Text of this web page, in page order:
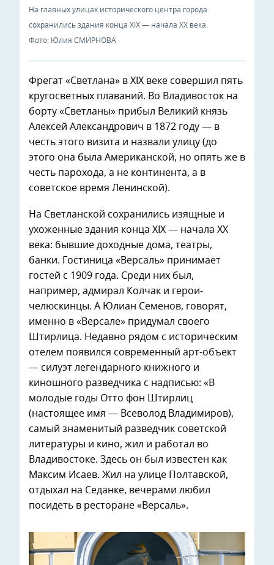
На главных улицах исторического центра города
сохранились здания конца XIX — начала XX века.
Фото: Юлия СМИРНОВА
Фрегат «Светлана» в XIX веке совершил пять
кругосветных плаваний. Во Владивосток на
борту «Светланы» прибыл Великий князь
Алексей Александрович в 1872 году — в
честь этого визита и назвали улицу (до
этого она была Американской, но опять же в
честь парохода, а не континента, а в
советское время Ленинской).
На Светланской сохранились изящные и
ухоженные здания конца XIX — начала XX
века: бывшие доходные дома, театры,
банки. Гостиница «Версаль» принимает
гостей с 1909 года. Среди них был,
например, адмирал Колчак и герои-
челюскинцы. А Юлиан Семенов, говорят,
именно в «Версале» придумал своего
Штирлица. Недавно рядом с историческим
отелем появился современный арт-объект
— силуэт легендарного книжного и
киношного разведчика с надписью: «В
молодые годы Отто фон Штирлиц
(настоящее имя — Всеволод Владимиров),
самый знаменитый разведчик советской
литературы и кино, жил и работал во
Владивостоке. Здесь он был известен как
Максим Исаев. Жил на улице Полтавской,
отдыхал на Седанке, вечерами любил
посидеть в ресторане «Версаль».